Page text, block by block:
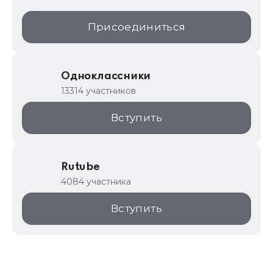
Присоединиться
Одноклассники
13314 участников
Вступить
Rutube
4084 участника
Вступить